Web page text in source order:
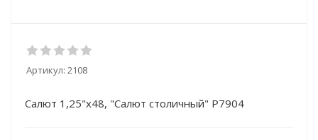
Артикул: 2108
Салют 1,25"х48, "Салют столичный" Р7904